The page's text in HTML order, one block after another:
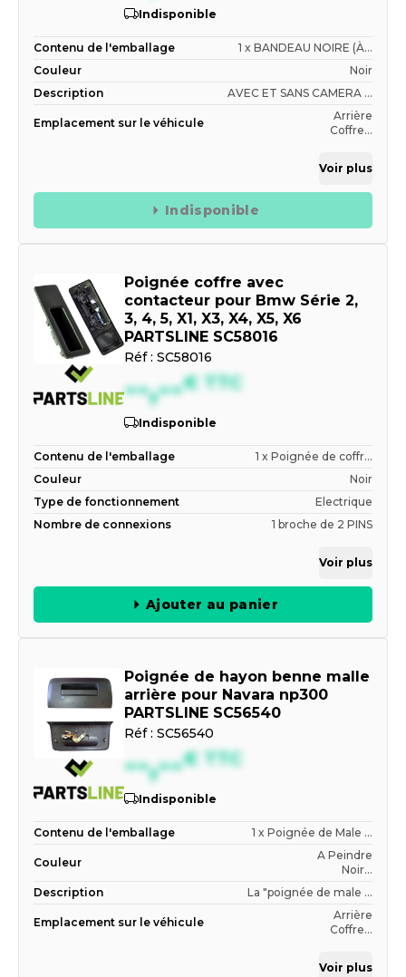
Indisponible
Contenu de l'emballage
1 x BANDEAU NOIRE (À...
Couleur
Noir
Description
AVEC ET SANS CAMERA ...
Emplacement sur le véhicule
Arrière
Coffre...
Voir plus
Indisponible
Poignée coffre avec
contacteur pour Bmw Série 2,
3, 4, 5, X1, X3, X4, X5, X6
PARTSLINE SC58016
Réf : SC58016
--,--€ TTC
Indisponible
Contenu de l'emballage
1 x Poignée de coffr...
Couleur
Noir
Type de fonctionnement
Electrique
Nombre de connexions
1 broche de 2 PINS
Voir plus
Ajouter au panier
Poignée de hayon benne malle
arrière pour Navara np300
PARTSLINE SC56540
Réf : SC56540
--,--€ TTC
Indisponible
Contenu de l'emballage 1 x Poignée de Male ...
Couleur
A Peindre
Noir...
Description
La "poignée de male ...
Emplacement sur le véhicule
Arrière
Coffre...
Voir plus